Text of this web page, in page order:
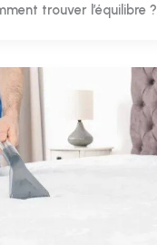
trouver l’équilibre ?